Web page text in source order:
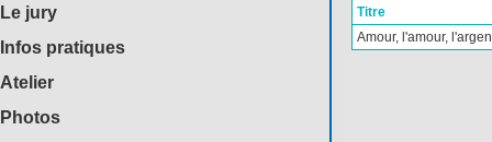
Le jury
Infos pratiques
Atelier
Photos
Titre
Amour, l'amour,